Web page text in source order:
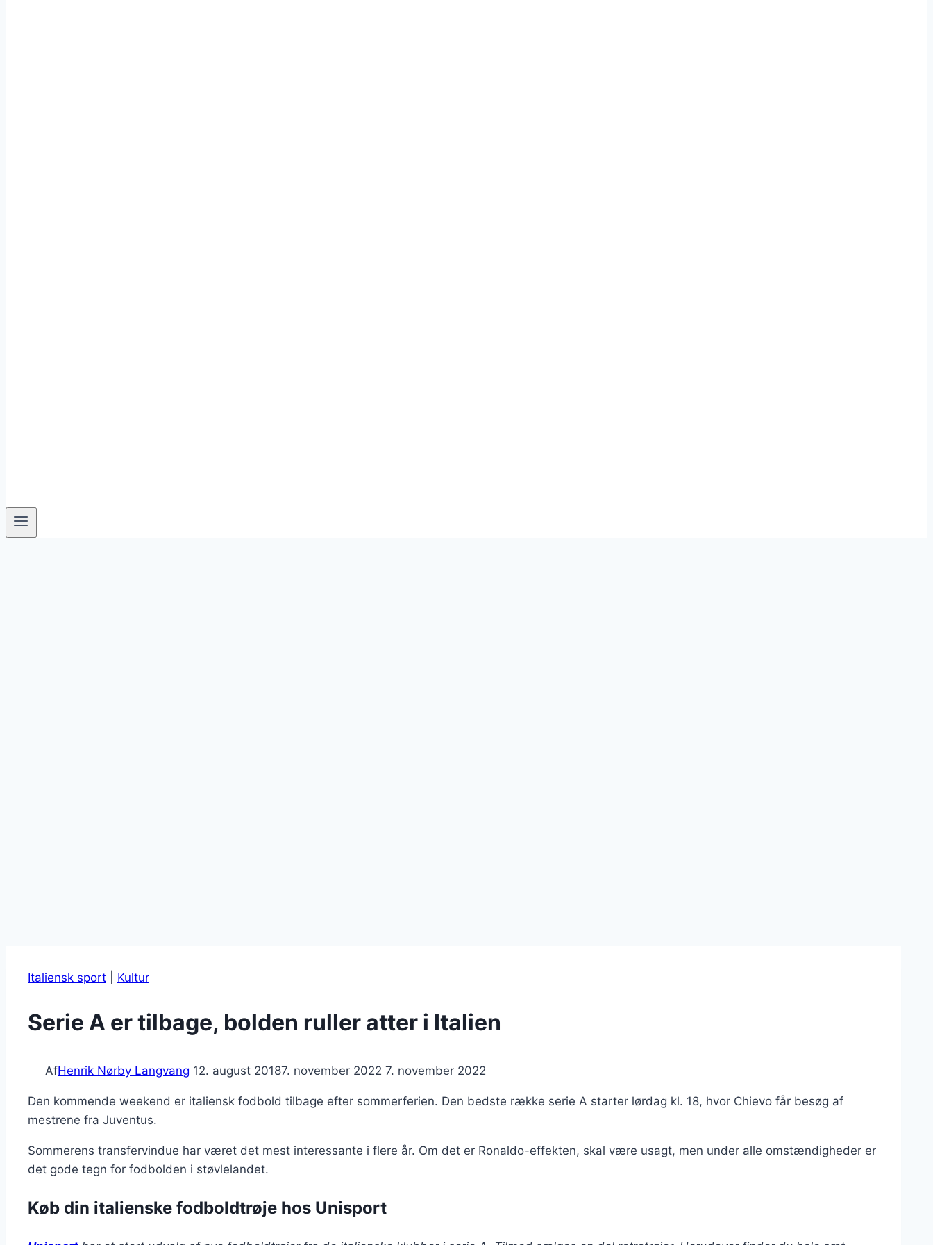
Italiensk sport Kultur
Serie A er tilbage, bolden ruller atter i Italien
AfHenrik Nørby Langvang 12. august 20187. november 2022 7. november 2022
Den kommende weekend er italiensk fodbold tilbage efter sommerferien. Den bedste række serie A starter lørdag kl. 18, hvor Chievo får besøg af
mestrene fra Juventus.
Sommerens transfervindue har været det mest interessante i flere år. Om det er Ronaldo-effekten, skal være usagt, men under alle omstændigheder er
det gode tegn for fodbolden i støvlelandet.
Køb din italienske fodboldtrøje hos Unisport